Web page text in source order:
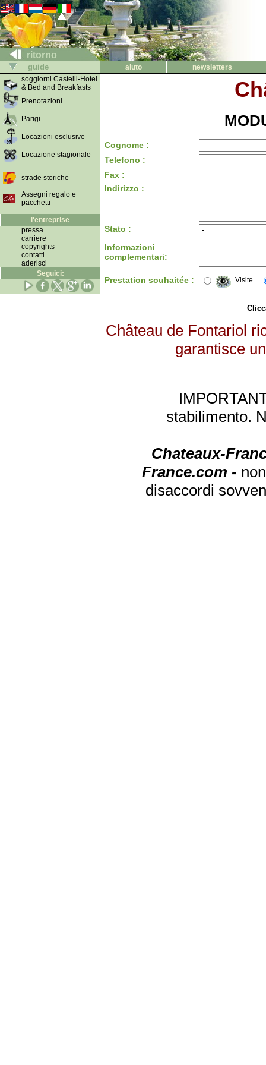
ritorno
guide aiuto
newsletters
soggiorni Castelli-Hotel
& Bed and Breakfasts
Prenotazioni
Parigi
Locazioni esclusive
Locazione stagionale
strade storiche
Assegni regalo e
pacchetti
l'entreprise
pressa
carriere
copyrights
contatti
aderisci
Seguici:
Cognome :
Telefono :
Fax :
Indirizzo :
Stato :
Informazioni
complementari:
Prestation souhaitée : Visite
Château de Fontariol
garantisce
stabilimento.
Chateaux-
France.com -
disaccordi